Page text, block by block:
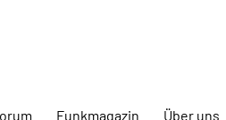
Funkmagazin Über uns